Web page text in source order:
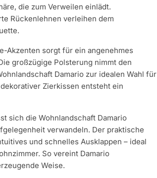
die zum Verweilen einlädt.
Rückenlehnen verleihen dem
Akzenten sorgt für ein angenehmes
großzügige Polsterung nimmt den
Damario zur idealen Wahl für
Zierkissen entsteht ein
sich die Wohnlandschaft Damario
verwandeln. Der praktische
und schnelles Ausklappen – ideal
So vereint Damario
Weise.